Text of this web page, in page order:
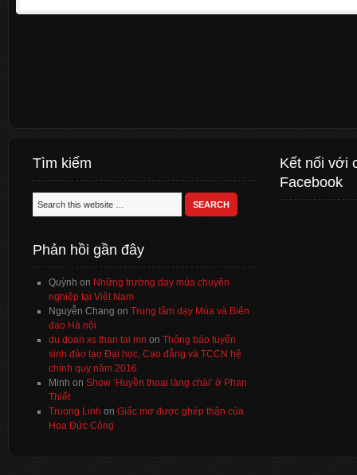
Tìm kiếm
Phản hồi gần đây
Quỳnh on Những trường dạy múa chuyên
nghiệp tại Việt Nam
Nguyễn Chang on Trung tâm dạy Múa và Biên
đạo Hà nội
du doan xs than tai mn on Thông báo tuyển
sinh đào tạo Đại học, Cao đẳng và TCCN hệ
chính quy năm 2016
Minh on Show ‘Huyền thoại làng chài’ ở Phan
Thiết
Truong Linh on Giấc mơ được ghép thận của
Hoa Đức Công
Kết nối với
Facebook